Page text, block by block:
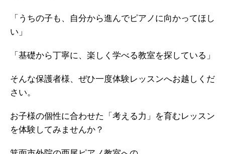
「うちの子も、自分から進んでピアノに向かってほし
い」
「基礎から丁寧に、楽しく学べる教室を探している」
そんな保護者様、ぜひ一度体験レッスンへお越しくだ
さい。
お子様の個性に合わせた「考える力」を育むレッスン
を体験してみませんか？